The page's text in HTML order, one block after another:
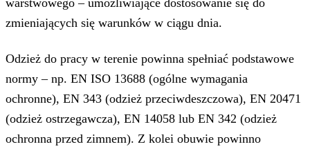
warstwowego – umożliwiające dostosowanie się do
zmieniających się warunków w ciągu dnia.
Odzież do pracy w terenie powinna spełniać podstawowe
normy – np. EN ISO 13688 (ogólne wymagania
ochronne), EN 343 (odzież przeciwdeszczowa), EN 20471
(odzież ostrzegawcza), EN 14058 lub EN 342 (odzież
ochronna przed zimnem). Z kolei obuwie powinno